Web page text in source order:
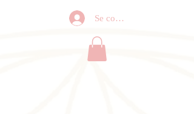
Se connecter